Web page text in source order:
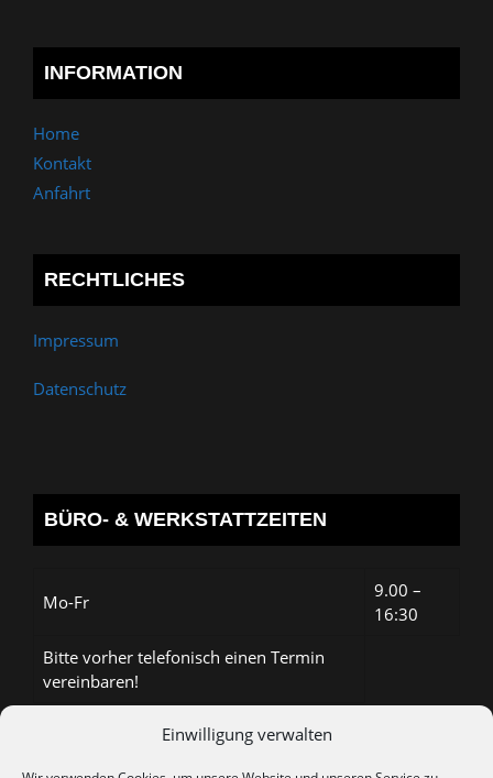
Einwilligung verwalten
INFORMATION
Home
Kontakt
Anfahrt
RECHTLICHES
Impressum
Datenschutz
BÜRO- & WERKSTATTZEITEN
Mo-Fr
9.00 –
16:30
Bitte vorher telefonisch einen Termin
vereinbaren!
Termine nur nach telefonischer Vereinbarung: